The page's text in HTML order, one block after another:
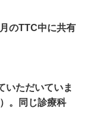
のTTC中に共有
いただいていま
。同じ診療科